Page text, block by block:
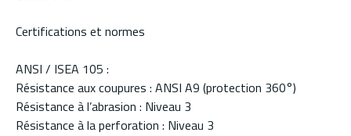
Certifications et normes
ANSI / ISEA 105 :
Résistance aux coupures : ANSI A9 (protection 360°)
Résistance à l’abrasion : Niveau 3
Résistance à la perforation : Niveau 3